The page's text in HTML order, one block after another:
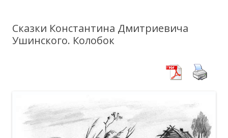
Сказки Константина Дмитриевича
Ушинского. Колобок